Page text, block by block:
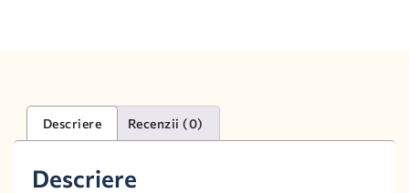
Descriere Recenzii (0)
Descriere